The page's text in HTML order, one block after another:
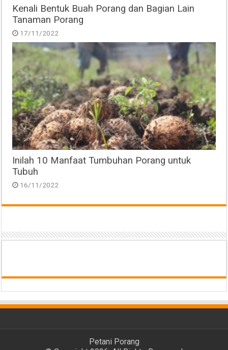
Kenali Bentuk Buah Porang dan Bagian Lain
Tanaman Porang
17/11/2022
Inilah 10 Manfaat Tumbuhan Porang untuk
Tubuh
16/11/2022
Petani Porang